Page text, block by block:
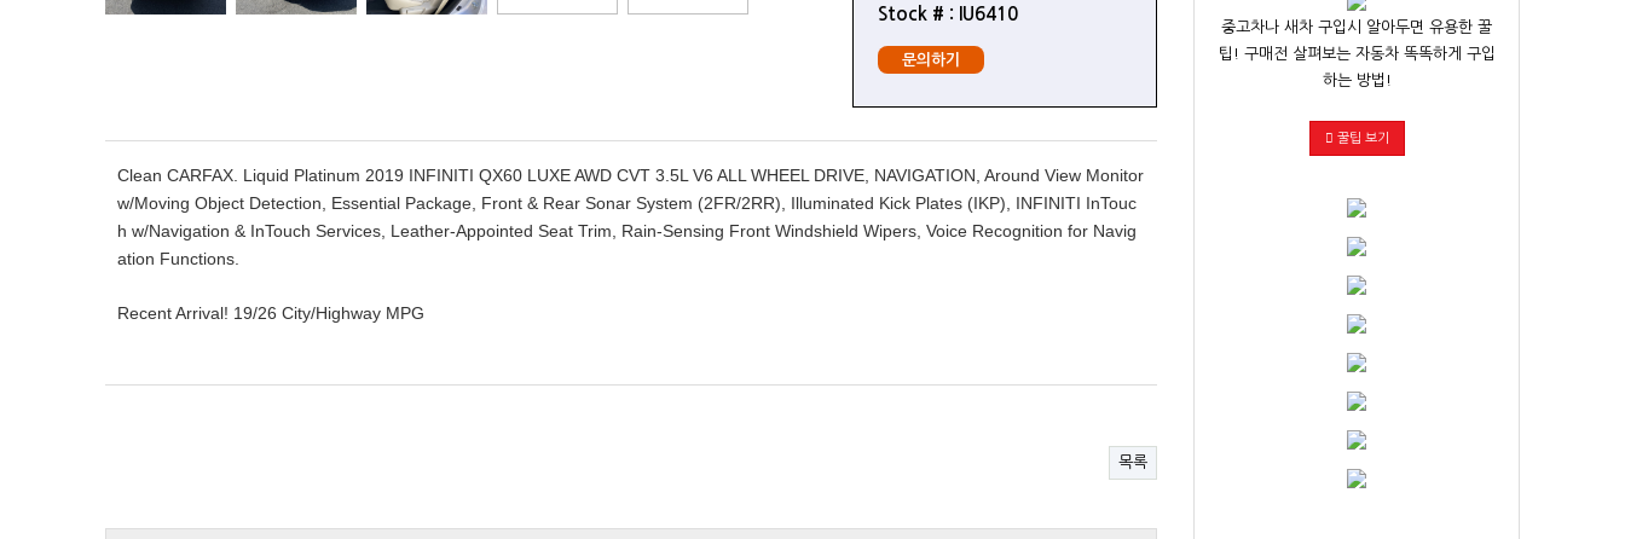
Stock # : IU6410
문의하기
Clean CARFAX. Liquid Platinum 2019 INFINITI QX60 LUXE AWD CVT 3.5L V6 ALL WHEEL DRIVE, NAVIGATION, Around View Monitor
w/Moving Object Detection, Essential Package, Front & Rear Sonar System (2FR/2RR), Illuminated Kick Plates (IKP), INFINITI InTouc
h w/Navigation & InTouch Services, Leather-Appointed Seat Trim, Rain-Sensing Front Windshield Wipers, Voice Recognition for Navig
ation Functions.
Recent Arrival! 19/26 City/Highway MPG
목록
중고차나 새차 구입시 알아두면 유용한 꿀
팁! 구매전 살펴보는 자동차 똑똑하게 구입
하는 방법!
꿀팁 보기